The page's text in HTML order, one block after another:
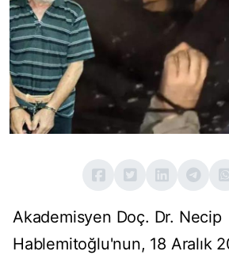
Akademisyen Doç. Dr. Necip
Hablemitoğlu'nun, 18 Aralık